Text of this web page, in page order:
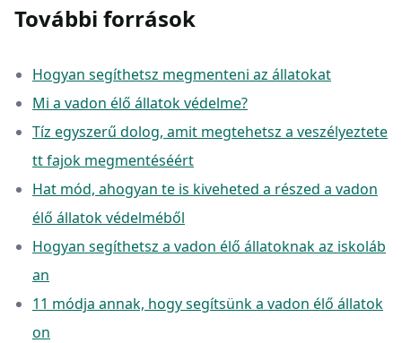
További források
Hogyan segíthetsz megmenteni az állatokat
Mi a vadon élő állatok védelme?
Tíz egyszerű dolog, amit megtehetsz a veszélyeztete
tt fajok megmentéséért
Hat mód, ahogyan te is kiveheted a részed a vadon
élő állatok védelméből
Hogyan segíthetsz a vadon élő állatoknak az iskoláb
an
11 módja annak, hogy segítsünk a vadon élő állatok
on